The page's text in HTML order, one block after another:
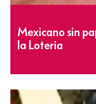
Mexicano sin
la Loteria